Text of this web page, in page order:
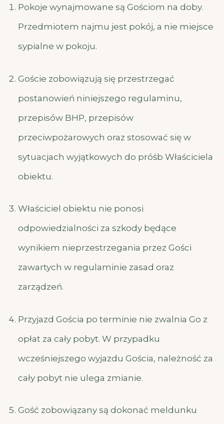
Pokoje wynajmowane są Gościom na doby.
Przedmiotem najmu jest pokój, a nie miejsce
sypialne w pokoju.
Goście zobowiązują się przestrzegać
postanowień niniejszego regulaminu,
przepisów BHP, przepisów
przeciwpożarowych oraz stosować się w
sytuacjach wyjątkowych do próśb Właściciela
obiektu.
Właściciel obiektu nie ponosi
odpowiedzialności za szkody będące
wynikiem nieprzestrzegania przez Gości
zawartych w regulaminie zasad oraz
zarządzeń.
Przyjazd Gościa po terminie nie zwalnia Go z
opłat za cały pobyt. W przypadku
wcześniejszego wyjazdu Gościa, należność za
cały pobyt nie ulega zmianie.
Gość zobowiązany są dokonać meldunku